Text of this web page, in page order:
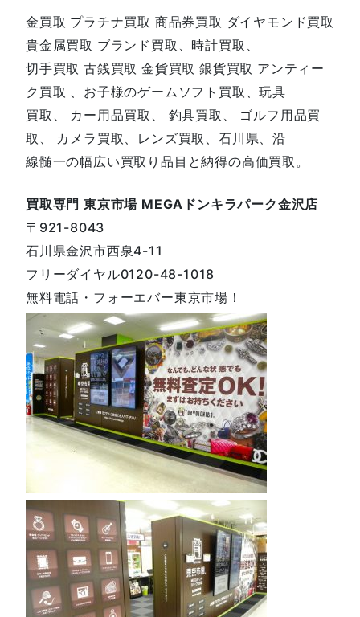
金買取 プラチナ買取 商品券買取 ダイヤモンド買取
貴金属買取 ブランド買取、時計買取、
切手買取 古銭買取 金貨買取 銀貨買取 アンティー
ク買取 、お子様のゲームソフト買取、玩具
買取、 カー用品買取、 釣具買取、 ゴルフ用品買
取、 カメラ買取、レンズ買取、石川県、沿
線髄一の幅広い買取り品目と納得の高価買取。
買取専門 東京市場 MEGAドンキラパーク金沢店
〒921-8043
石川県金沢市西泉4-11
フリーダイヤル0120-48-1018
無料電話・フォーエバー東京市場！